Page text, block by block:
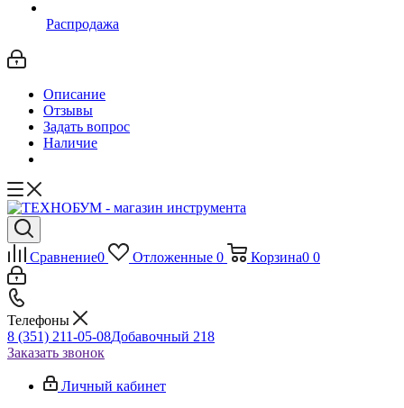
Распродажа
Описание
Отзывы
Задать вопрос
Наличие
Сравнение0 Отложенные 0 Корзина0 0
Телефоны
8 (351) 211-05-08Добавочный 218
Заказать звонок
Личный кабинет